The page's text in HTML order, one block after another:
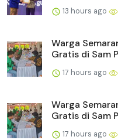
13 hours ago
Warga
Gratis di Sam
17 hours ago
Warga
Gratis di Sam
17 hours ago